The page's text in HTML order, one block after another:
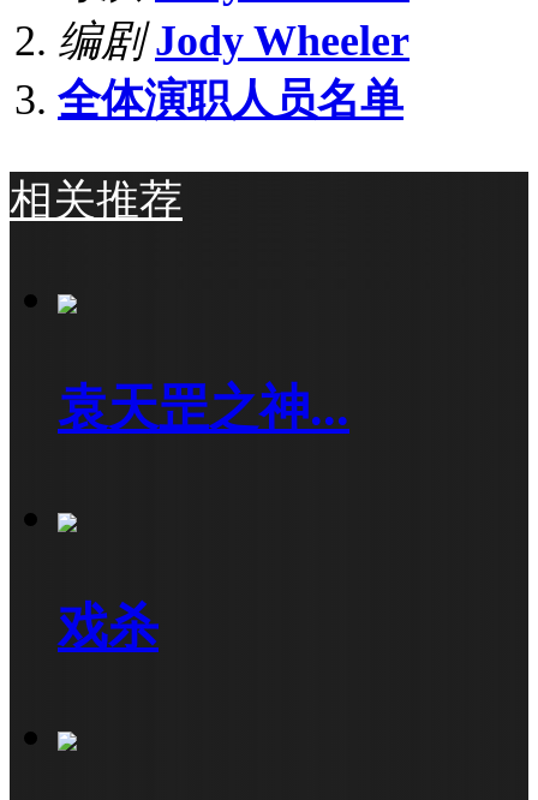
编剧 Jody Wheeler
全体演职人员名单
相关推荐
袁天罡之神...
戏杀